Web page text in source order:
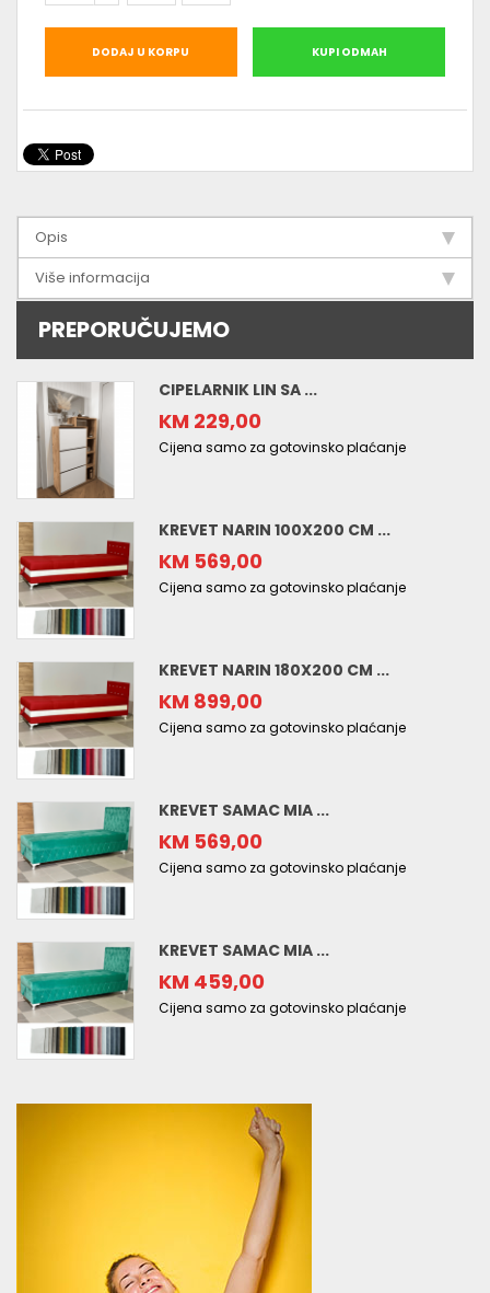
DODAJ U KORPU KUPI ODMAH
Opis
Više informacija
PREPORUČUJEMO
CIPELARNIK LIN SA ...
KM 229,00
Cijena samo za gotovinsko plaćanje
KREVET NARIN 100X200 CM ...
KM 569,00
Cijena samo za gotovinsko plaćanje
KREVET NARIN 180X200 CM ...
KM 899,00
Cijena samo za gotovinsko plaćanje
KREVET SAMAC MIA ...
KM 569,00
Cijena samo za gotovinsko plaćanje
KREVET SAMAC MIA ...
KM 459,00
Cijena samo za gotovinsko plaćanje